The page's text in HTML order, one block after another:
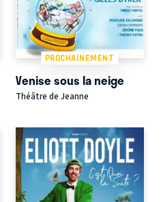
PROCHAINEMENT
Venise sous la neige
Théâtre de Jeanne